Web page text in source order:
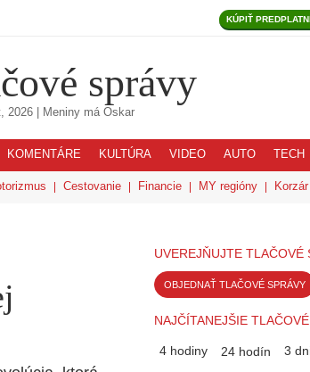
KÚPIŤ
správy
2026| Meniny má Oskar
KOMENTÁRE KULTÚRA VIDEO AUTO TECH
Cestovanie Financie MY regióny Korzár
UVEREJŇUJTE TLAČOVÉ
OBJEDNAŤ TLAČOVÉ SPRÁVY
NAJČÍTANEJŠIE
4 hodiny 24 hodín 3